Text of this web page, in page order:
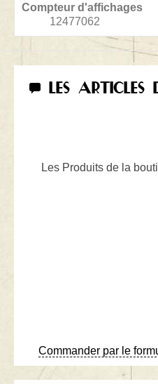
Compteur d'affichages
12477062
LES
Les Produits de la
Commander par le